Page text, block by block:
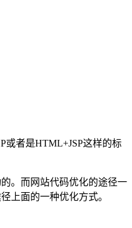
者是HTML+JSP这样的标
。而网站代码优化的途径一
上面的一种优化方式。